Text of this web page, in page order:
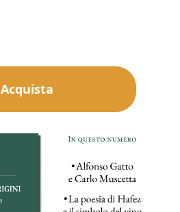
Acquista